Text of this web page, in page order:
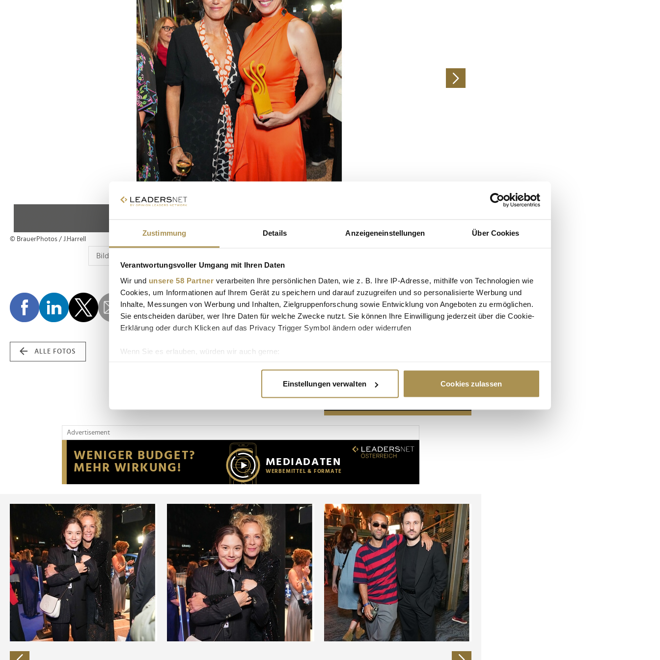
Zustimmung Details Anzeigeneinstellungen Über Cookies
Verantwortungsvoller Umgang mit Ihren Daten
Wir und unsere 58 Partner verarbeiten Ihre persönlichen Daten, wie z. B. Ihre IP-Adresse, mithilfe von Technologien wie
Cookies, um Informationen auf Ihrem Gerät zu speichern und darauf zuzugreifen und so personalisierte Werbung und
Inhalte, Messungen von Werbung und Inhalten, Zielgruppenforschung sowie Entwicklung von Angeboten zu ermöglichen.
Sie entscheiden darüber, wer Ihre Daten für welche Zwecke nutzt. Sie können Ihre Einwilligung jederzeit über die Cookie-
Erklärung oder durch Klicken auf das Privacy Trigger Symbol ändern oder widerrufen
Wenn Sie es erlauben, würden wir auch gerne:
Erfahren Sie mehr darüber, wie Ihre persönlichen Daten verarbeitet werden, und legen Sie Ihre Präferenzen im
Wir verwenden Cookies, um Inhalte und Anzeigen zu personalisieren, Funktionen für soziale Medien anbieten zu können
Website an unsere Partner für soziale Medien, Werbung und Analysen weiter. Unsere Partner führen diese Informationen
möglicherweise mit weiteren Daten zusammen, die Sie ihnen bereitgestellt haben oder die sie im Rahmen Ihrer Nutzung
der Dienste gesammelt haben.
Einstellungen verwalten Cookies zulassen
© BrauerPhotos / J.Harrell
ALLE FOTOS
Advertisement
Advertisement